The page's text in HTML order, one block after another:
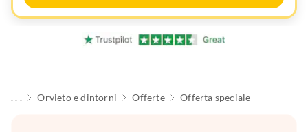
. . . Orvieto e dintorni Offerte Offerta speciale